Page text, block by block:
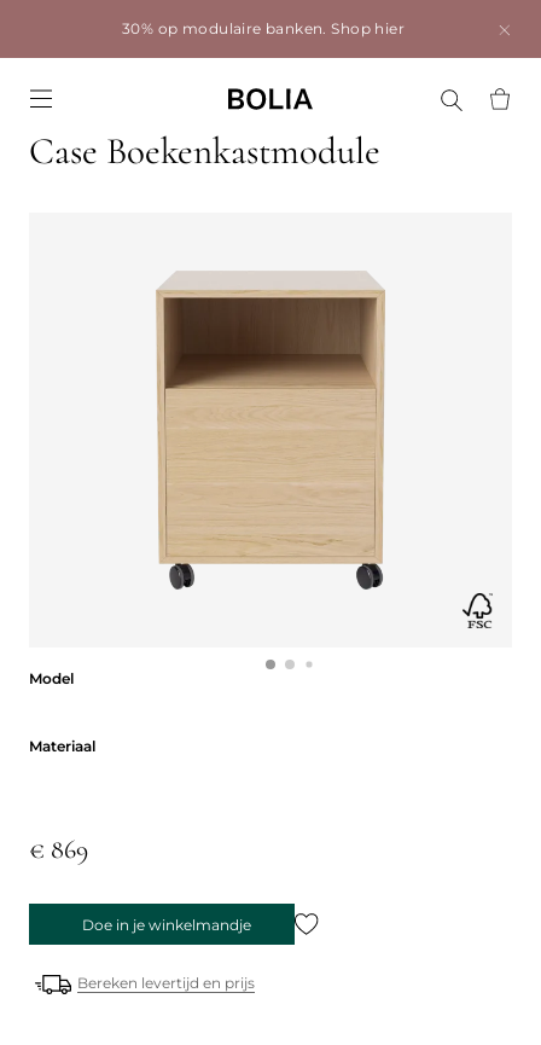
30% op modulaire banken.Shop hier
Case Boekenkastmodule
Model
Materiaal
€ 869
Doe in je winkelmandje
Bereken levertijd en prijs